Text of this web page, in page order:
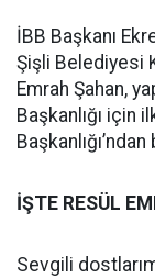
İBB Başkanı
Şişli Belediyesi
Emrah Şahan,
Başkanlığı için
Başkanlığı’ndan
İŞTE RESÜL
Sevgili